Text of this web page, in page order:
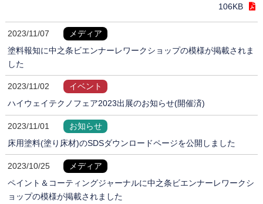
106KB
2023/11/07
メディア
塗料報知に中之条ビエンナーレワークショップの模様が掲載されま
した
2023/11/02
イベント
ハイウェイテクノフェア2023出展のお知らせ(開催済)
2023/11/01
お知らせ
床用塗料(塗り床材)のSDSダウンロードページを公開しました
2023/10/25
メディア
ペイント＆コーティングジャーナルに中之条ビエンナーレワークシ
ョップの模様が掲載されました